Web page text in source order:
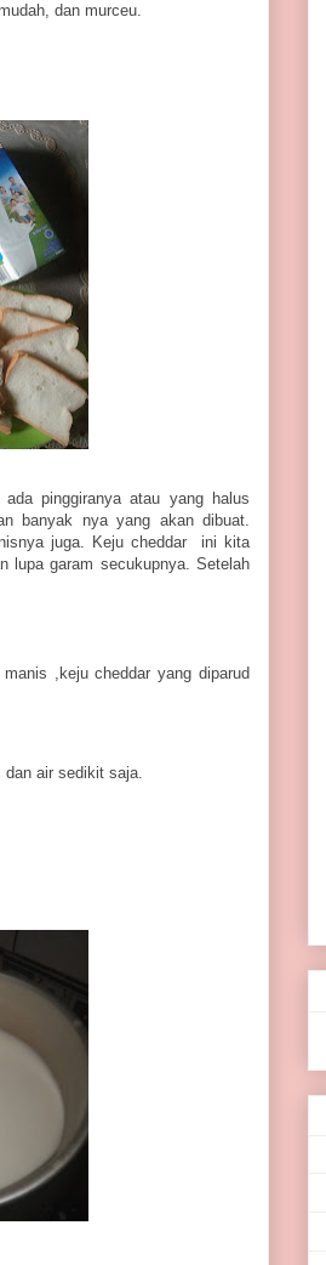
dan murceu.
pinggiranya atau yang halus
banyak nya yang akan dibuat.
juga. Keju cheddar ini kita
lupa garam secukupnya. Setelah
,keju cheddar yang diparud
air sedikit saja.